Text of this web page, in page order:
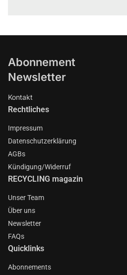
Abonnement
Newsletter
Kontakt
Rechtliches
Impressum
Datenschutzerklärung
AGBs
Kündigung/Widerruf
RECYCLING magazin
Unser Team
Über uns
Newsletter
FAQs
Quicklinks
Abonnements